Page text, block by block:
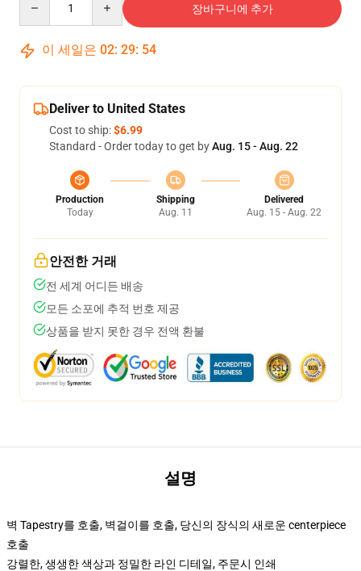
장바구니에 추가
이 세일은 02: 29: 54
Deliver to United States
Cost to ship:$6.99
Standard - Order today to get byAug. 15 - Aug. 22
Production
Today
Shipping
Aug. 11
Delivered
Aug. 15 - Aug. 22
안전한 거래
전 세계 어디든 배송
모든 소포에 추적 번호 제공
상품을 받지 못한 경우 전액 환불
설명
벽 Tapestry를 호출, 벽걸이를 호출, 당신의 장식의 새로운 centerpiece
호출
강렬한, 생생한 색상과 정밀한 라인 디테일, 주문시 인쇄